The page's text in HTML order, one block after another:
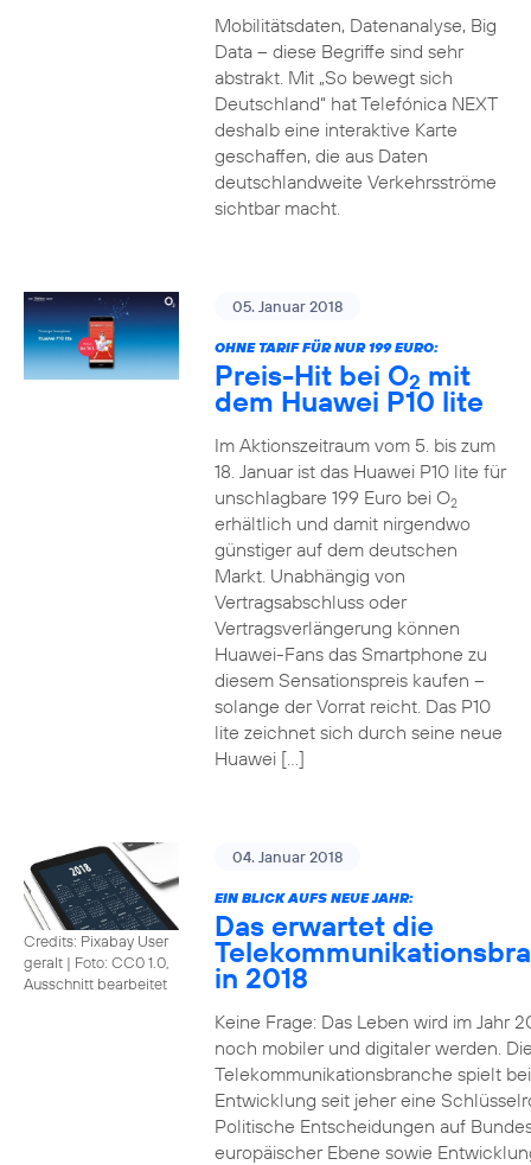
Mobilitätsdaten, Datenanalyse, Big
Data – diese Begriffe sind sehr
abstrakt. Mit „So bewegt sich
Deutschland“ hat Telefónica NEXT
deshalb eine interaktive Karte
geschaffen, die aus Daten
deutschlandweite Verkehrsströme
sichtbar macht.
05. Januar 2018
OHNE TARIF FÜR NUR 199 EURO:
Preis-Hit bei O2 mit
dem Huawei P10 lite
Im Aktionszeitraum vom 5. bis zum
18. Januar ist das Huawei P10 lite für
unschlagbare 199 Euro bei O2
erhältlich und damit nirgendwo
günstiger auf dem deutschen
Markt. Unabhängig von
Vertragsabschluss oder
Vertragsverlängerung können
Huawei-Fans das Smartphone zu
diesem Sensationspreis kaufen –
solange der Vorrat reicht. Das P10
lite zeichnet sich durch seine neue
Huawei […]
Credits: Pixabay User
geralt | Foto: CC0 1.0,
Ausschnitt bearbeitet
04. Januar 2018
EIN BLICK AUFS NEUE JAHR:
Das erwartet die
in 2018
Keine Frage: Das Leben wird im Jahr
noch mobiler und digitaler werden.
Telekommunikationsbranche spielt
Entwicklung seit jeher eine
Politische Entscheidungen auf
europäischer Ebene sowie